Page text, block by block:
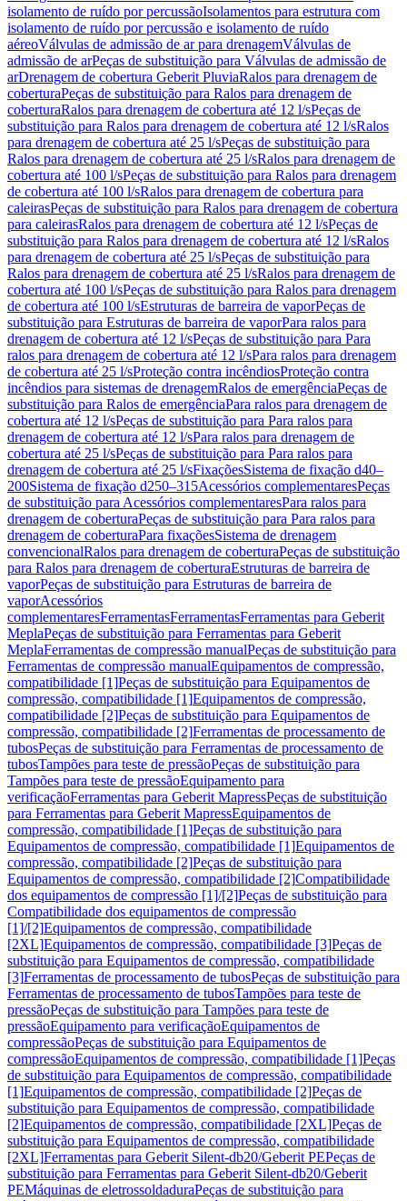
isolamento de ruído por percussãoIsolamentos para estrutura com
isolamento de ruído por percussão e isolamento de ruído
aéreoVálvulas de admissão de ar para drenagemVálvulas de
admissão de arPeças de substituição para Válvulas de admissão de
arDrenagem de cobertura Geberit PluviaRalos para drenagem de
coberturaPeças de substituição para Ralos para drenagem de
coberturaRalos para drenagem de cobertura até 12 l/sPeças de
substituição para Ralos para drenagem de cobertura até 12 l/sRalos
para drenagem de cobertura até 25 l/sPeças de substituição para
Ralos para drenagem de cobertura até 25 l/sRalos para drenagem de
cobertura até 100 l/sPeças de substituição para Ralos para drenagem
de cobertura até 100 l/sRalos para drenagem de cobertura para
caleirasPeças de substituição para Ralos para drenagem de cobertura
para caleirasRalos para drenagem de cobertura até 12 l/sPeças de
substituição para Ralos para drenagem de cobertura até 12 l/sRalos
para drenagem de cobertura até 25 l/sPeças de substituição para
Ralos para drenagem de cobertura até 25 l/sRalos para drenagem de
cobertura até 100 l/sPeças de substituição para Ralos para drenagem
de cobertura até 100 l/sEstruturas de barreira de vaporPeças de
substituição para Estruturas de barreira de vaporPara ralos para
drenagem de cobertura até 12 l/sPeças de substituição para Para
ralos para drenagem de cobertura até 12 l/sPara ralos para drenagem
de cobertura até 25 l/sProteção contra incêndiosProteção contra
incêndios para sistemas de drenagemRalos de emergênciaPeças de
substituição para Ralos de emergênciaPara ralos para drenagem de
cobertura até 12 l/sPeças de substituição para Para ralos para
drenagem de cobertura até 12 l/sPara ralos para drenagem de
cobertura até 25 l/sPeças de substituição para Para ralos para
drenagem de cobertura até 25 l/sFixaçõesSistema de fixação d40–
200Sistema de fixação d250–315Acessórios complementaresPeças
de substituição para Acessórios complementaresPara ralos para
drenagem de coberturaPeças de substituição para Para ralos para
drenagem de coberturaPara fixaçõesSistema de drenagem
convencionalRalos para drenagem de coberturaPeças de substituição
para Ralos para drenagem de coberturaEstruturas de barreira de
vaporPeças de substituição para Estruturas de barreira de
vaporAcessórios
complementaresFerramentasFerramentasFerramentas para Geberit
MeplaPeças de substituição para Ferramentas para Geberit
MeplaFerramentas de compressão manualPeças de substituição para
Ferramentas de compressão manualEquipamentos de compressão,
compatibilidade [1]Peças de substituição para Equipamentos de
compressão, compatibilidade [1]Equipamentos de compressão,
compatibilidade [2]Peças de substituição para Equipamentos de
compressão, compatibilidade [2]Ferramentas de processamento de
tubosPeças de substituição para Ferramentas de processamento de
tubosTampões para teste de pressãoPeças de substituição para
Tampões para teste de pressãoEquipamento para
verificaçãoFerramentas para Geberit MapressPeças de substituição
para Ferramentas para Geberit MapressEquipamentos de
compressão, compatibilidade [1]Peças de substituição para
Equipamentos de compressão, compatibilidade [1]Equipamentos de
compressão, compatibilidade [2]Peças de substituição para
Equipamentos de compressão, compatibilidade [2]Compatibilidade
dos equipamentos de compressão [1]/[2]Peças de substituição para
Compatibilidade dos equipamentos de compressão
[1]/[2]Equipamentos de compressão, compatibilidade
[2XL]Equipamentos de compressão, compatibilidade [3]Peças de
substituição para Equipamentos de compressão, compatibilidade
[3]Ferramentas de processamento de tubosPeças de substituição para
Ferramentas de processamento de tubosTampões para teste de
pressãoPeças de substituição para Tampões para teste de
pressãoEquipamento para verificaçãoEquipamentos de
compressãoPeças de substituição para Equipamentos de
compressãoEquipamentos de compressão, compatibilidade [1]Peças
de substituição para Equipamentos de compressão, compatibilidade
[1]Equipamentos de compressão, compatibilidade [2]Peças de
substituição para Equipamentos de compressão, compatibilidade
[2]Equipamentos de compressão, compatibilidade [2XL]Peças de
substituição para Equipamentos de compressão, compatibilidade
[2XL]Ferramentas para Geberit Silent-db20/Geberit PEPeças de
substituição para Ferramentas para Geberit Silent-db20/Geberit
PEMáquinas de eletrossoldaduraPeças de substituição para